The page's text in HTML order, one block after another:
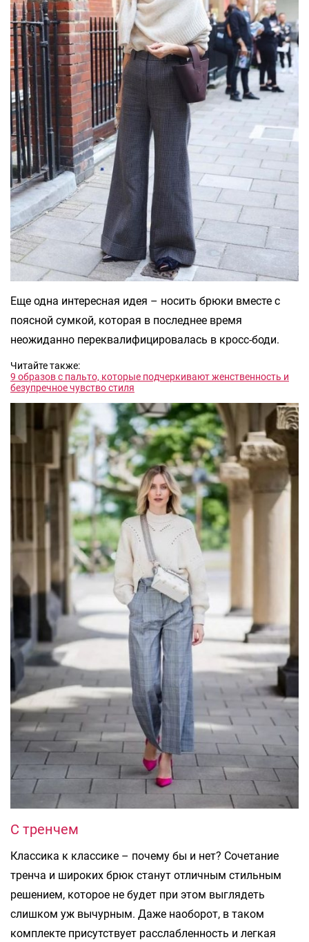
Еще одна интересная идея – носить брюки вместе с
поясной сумкой, которая в последнее время
неожиданно переквалифицировалась в кросс-боди.
Читайте также:
9 образов с пальто, которые подчеркивают женственность и
безупречное чувство стиля
С тренчем
Классика к классике – почему бы и нет? Сочетание
тренча и широких брюк станут отличным стильным
решением, которое не будет при этом выглядеть
слишком уж вычурным. Даже наоборот, в таком
комплекте присутствует расслабленность и легкая